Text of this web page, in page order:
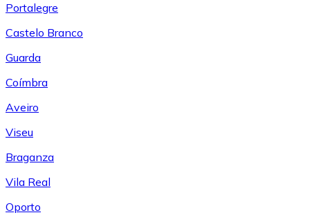
Portalegre
Castelo Branco
Guarda
Coímbra
Aveiro
Viseu
Braganza
Vila Real
Oporto